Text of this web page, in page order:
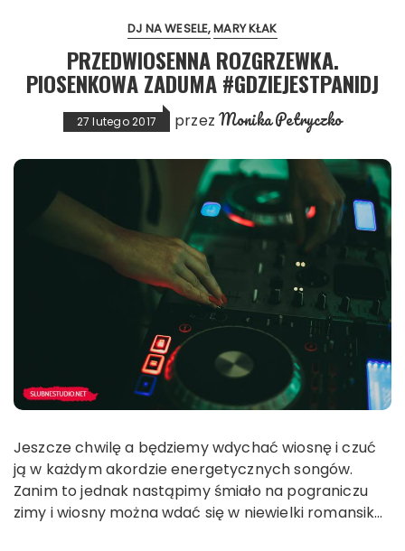
DJ NA WESELE MARY KŁAK
PRZEDWIOSENNA ROZGRZEWKA.
PIOSENKOWA ZADUMA #GDZIEJESTPANIDJ
27 lutego 2017 przez Monika Petryczko
Jeszcze chwilę a będziemy wdychać wiosnę i czuć
ją w każdym akordzie energetycznych songów.
Zanim to jednak nastąpimy śmiało na pograniczu
zimy i wiosny można wdać się w niewielki romansik…